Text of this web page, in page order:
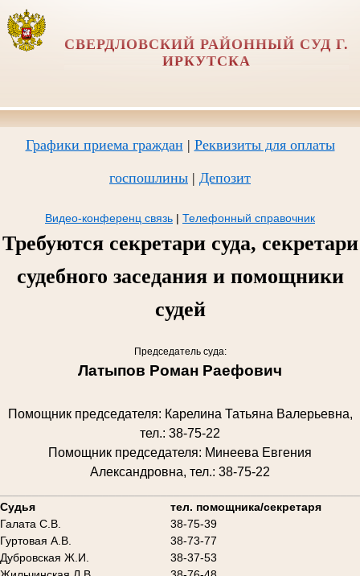
СВЕРДЛОВСКИЙ РАЙОННЫЙ СУД Г.
ИРКУТСКА
Графики приема граждан | Реквизиты для оплаты
госпошлины | Депозит
Видео-конференц связь | Телефонный справочник
Требуются секретари суда, секретари
судебного заседания и помощники
судей
Председатель суда:
Латыпов Роман Раефович
Помощник председателя: Карелина Татьяна Валерьевна,
тел.: 38-75-22
Помощник председателя: Минеева Евгения
Александровна, тел.: 38-75-22
Судья
тел. помощника/секретаря
Галата С.В.
38-75-39
Гуртовая А.В.
38-73-77
Дубровская Ж.И.
38-37-53